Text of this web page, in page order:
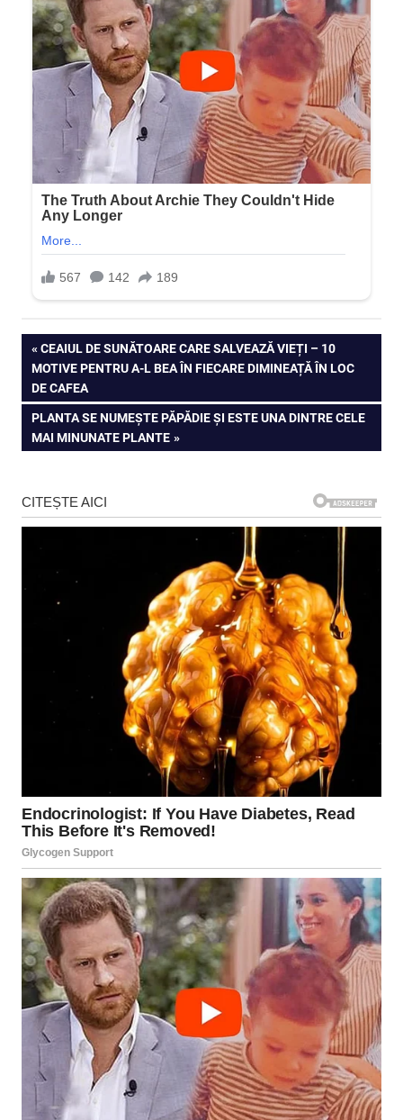
Navigare
în
articole
PREVIOUS
POST:
CEAIUL DE SUNĂTOARE CARE SALVEAZĂ VIEȚI – 10
MOTIVE PENTRU A-L BEA ÎN FIECARE DIMINEAȚĂ ÎN LOC
DE CAFEA
NEXT
POST:
PLANTA SE NUMEȘTE PĂPĂDIE ȘI ESTE UNA DINTRE CELE
MAI MINUNATE PLANTE